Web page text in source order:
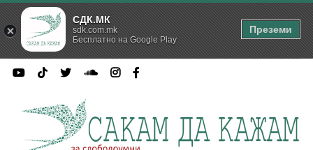
СДК.МК
sdk.com.mk
Бесплатно на Google Play
Преземи